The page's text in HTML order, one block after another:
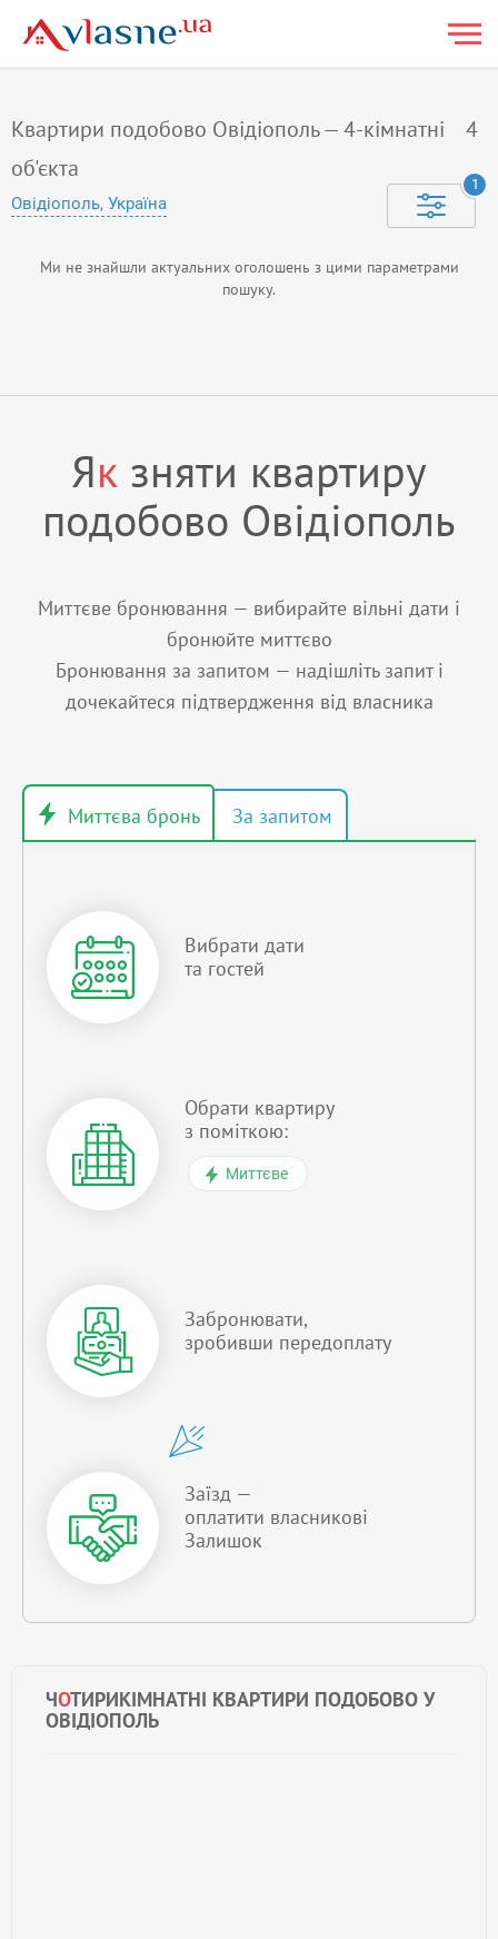
Квартири подобово Овідіополь — 4-кiмнатнi
4
об'єкта
Овідіополь, Україна
1
ЧОТИРИКІМНАТНІ КВАРТИРИ ПОДОБОВО У
ОВІДІОПОЛЬ
Ми не знайшли актуальних оголошень з цими параметрами
пошуку.
Як зняти квартиру
подобово Овідіополь
Миттєве бронювання — вибирайте вільні дати і
бронюйте миттєво
Бронювання за запитом — надішліть запит і
дочекайтеся підтвердження від власника
Вибрати дати
та гостей
Обрати квартиру
з поміткою:
Миттєве
Забронювати,
зробивши передоплату
Заїзд —
оплатити власникові
Залишок